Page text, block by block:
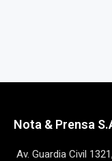
Nota & Prensa
Av. Guardia Civil